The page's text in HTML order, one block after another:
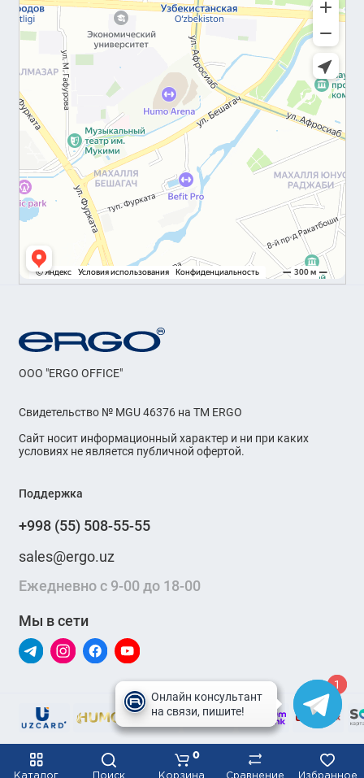
Каталог Поиск Корзина
0
Сравнение Избранное
OOO "ERGO OFFICE"
Свидетельство № MGU 46376 на ТМ ERGO
Сайт носит информационный характер и ни при каких
условиях не является публичной офертой.
Поддержка
+998 (55) 508-55-55
sales@ergo.uz
Ежедневно с 9-00 до 18-00
Мы в сети
1
1